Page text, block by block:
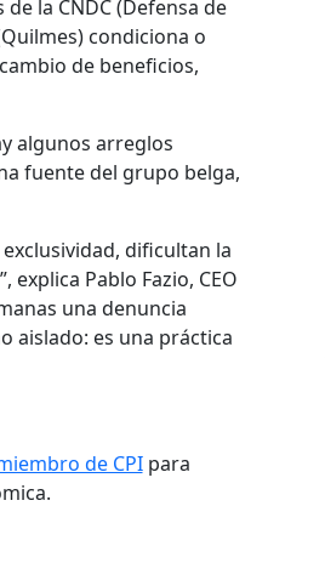
la CNDC (Defensa de
condiciona o
de beneficios,
algunos arreglos
fuente del grupo belga,
dificultan la
Pablo Fazio, CEO
una denuncia
aislado: es una práctica
de CPIpara